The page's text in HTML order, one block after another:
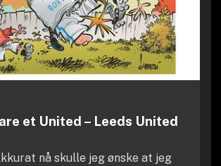
et United – Leeds United
nå skulle jeg ønske at jeg